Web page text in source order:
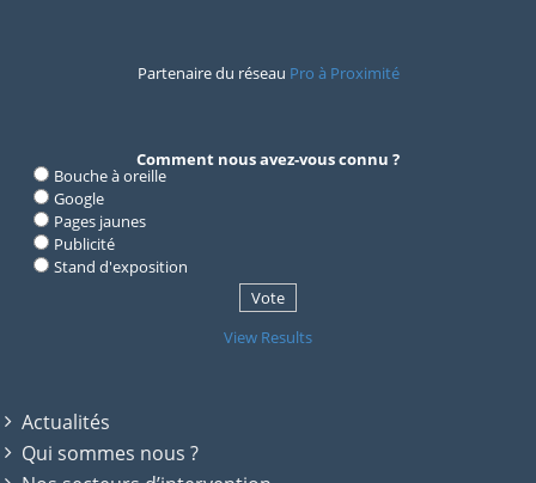
Partenaire du réseau Pro à Proximité
Comment nous avez-vous connu ?
Bouche à oreille
Google
Pages jaunes
Publicité
Stand d'exposition
View Results
Actualités
Qui sommes nous ?